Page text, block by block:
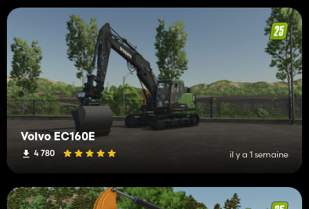
Volvo EC160E
4 780 il y a 1 semaine